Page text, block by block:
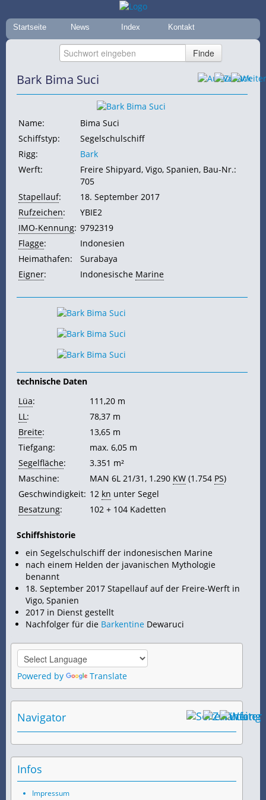
Startseite News Index Kontakt
Bark Bima Suci
Name:
Bima Suci
Schiffstyp:
Segelschulschiff
Rigg:
Bark
Werft:
Freire Shipyard, Vigo, Spanien, Bau-Nr.:
705
Stapellauf:
18. September 2017
Rufzeichen:
YBIE2
IMO-Kennung: 9792319
Flagge:
Indonesien
Heimathafen:
Surabaya
Eigner: Indonesische Marine
technische Daten
Lüa:
111,20 m
LL:
78,37 m
Breite:
13,65 m
Tiefgang:
max. 6,05 m
Segelfläche:
3.351 m²
Maschine:
MAN 6L 21/31, 1.290 KW (1.754 PS)
Geschwindigkeit: 12 kn unter Segel
Besatzung: 102 + 104 Kadetten
Schiffshistorie
ein Segelschulschiff der indonesischen Marine
nach einem Helden der javanischen Mythologie
benannt
18. September 2017 Stapellauf auf der Freire-Werft in
Vigo, Spanien
2017 in Dienst gestellt
Nachfolger für die Barkentine Dewaruci
Powered by Translate
Navigator
Infos
Impressum